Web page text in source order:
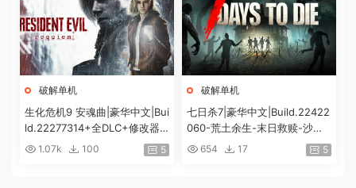
破解单机
生化危机9 安魂曲|豪华中文|Bui
ld.22277314+全DLC+修改器|
解压即撸|[74G/百度]
1.07k 100 5
破解单机
七日杀7|豪华中文|Build.22422
060-荒土余生-末日救赎-沙盒
+全DLC|解压即撸|
654 17 5